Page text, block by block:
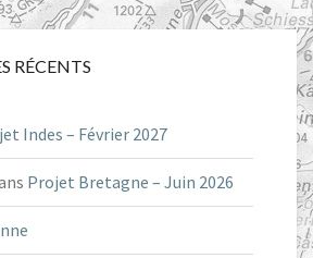
RÉCENTS
Indes – Février 2027
Projet Bretagne – Juin 2026